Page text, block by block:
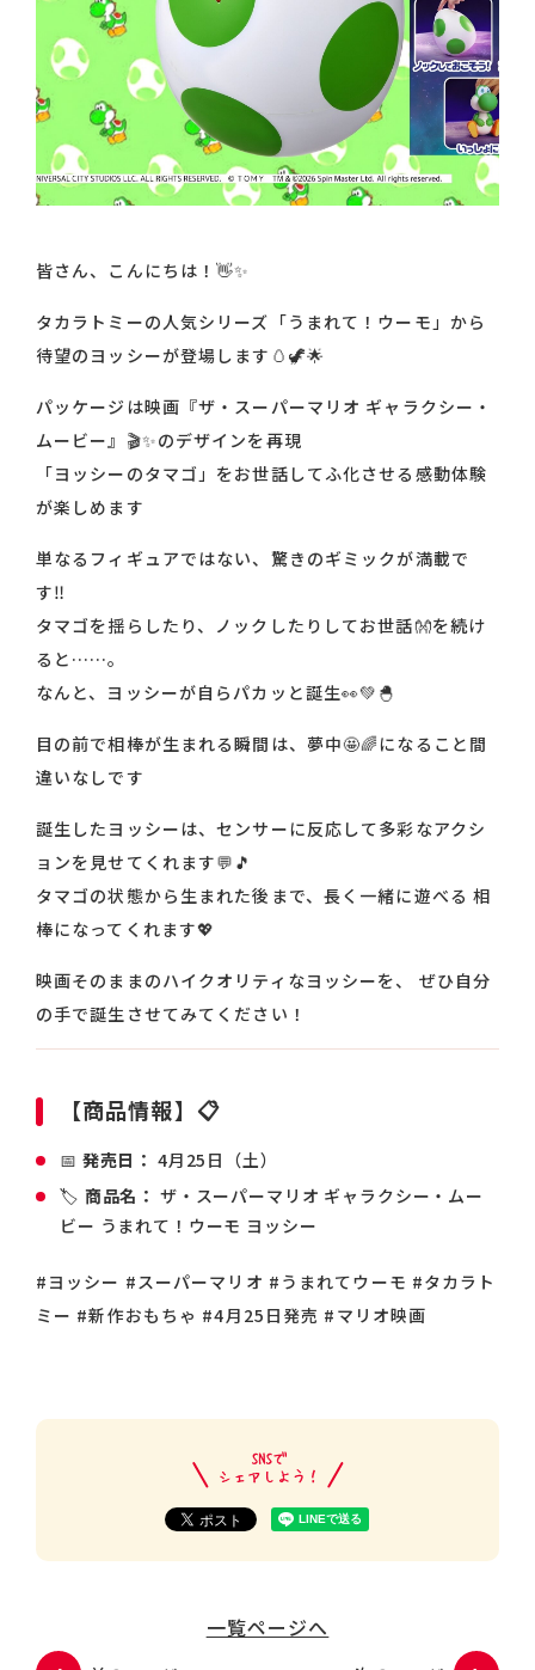
皆さん、こんにちは！👋✨
タカラトミーの人気シリーズ「うまれて！ウーモ」から
待望のヨッシーが登場します🥚🦖🌟
パッケージは映画『ザ・スーパーマリオ ギャラクシー・
ムービー』🎬✨のデザインを再現
「ヨッシーのタマゴ」をお世話してふ化させる感動体験
が楽しめます
単なるフィギュアではない、驚きのギミックが満載で
す‼️
タマゴを揺らしたり、ノックしたりしてお世話👐を続け
ると……。
なんと、ヨッシーが自らパカッと誕生👀💚🐣
目の前で相棒が生まれる瞬間は、夢中🤩🌈になること間
違いなしです
誕生したヨッシーは、センサーに反応して多彩なアクシ
ョンを見せてくれます💬🎵
タマゴの状態から生まれた後まで、長く一緒に遊べる 相
棒になってくれます💖
映画そのままのハイクオリティなヨッシーを、 ぜひ自分
の手で誕生させてみてください！
【商品情報】📋
📅 発売日： 4月25日（土）
🏷️ 商品名： ザ・スーパーマリオ ギャラクシー・ムー
ビー うまれて！ウーモ ヨッシー
#ヨッシー #スーパーマリオ #うまれてウーモ #タカラト
ミー #新作おもちゃ #4月25日発売 #マリオ映画
一覧ページへ